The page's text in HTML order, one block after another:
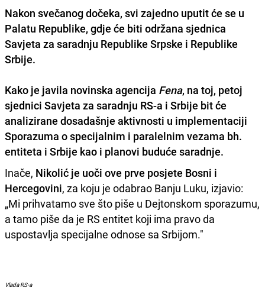
Nakon svečanog dočeka, svi zajedno uputit će se u
Palatu Republike, gdje će biti održana sjednica
Savjeta za saradnju Republike Srpske i Republike
Srbije.
Kako je javila novinska agencija Fena, na toj, petoj
sjednici Savjeta za saradnju RS-a i Srbije bit će
analizirane dosadašnje aktivnosti u implementaciji
Sporazuma o specijalnim i paralelnim vezama bh.
entiteta i Srbije kao i planovi buduće saradnje.
Inače, Nikolić je uoči ove prve posjete Bosni i
Hercegovini, za koju je odabrao Banju Luku, izjavio:
„Mi prihvatamo sve što piše u Dejtonskom sporazumu,
a tamo piše da je RS entitet koji ima pravo da
uspostavlja specijalne odnose sa Srbijom."
Vlada RS-a